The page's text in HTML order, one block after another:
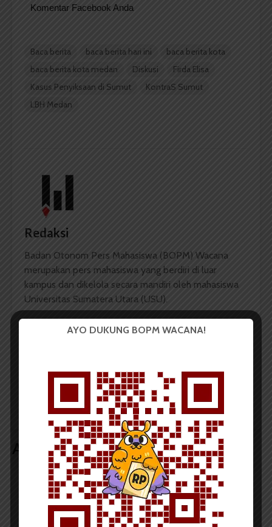
Komentar Facebook Anda
Baca berita baca berita hari ini
baca berita kota
baca berita kota medan
Diskusi
Firda Elisa
Kasus Penyiksaan di Sumut
KontraS Sumut
LBH Medan
Redaksi
Badan Otonom Pers Mahasiswa (BOPM) Wacana
merupakan pers mahasiswa yang berdiri di luar
kampus dan dikelola secara mandiri oleh mahasiswa
Universitas Sumatera Utara (USU).
LIHAT SEMUA ARTIKEL
KontraS Sumut Gelar
Peringatan Hari Anti
Penyiksaan
Internasional 2026
Artikel terkait lain
BERITA KAMPUS
BPDP Sosialisasikan Lomba Riset
AYO DUKUNG BOPM WACANA!